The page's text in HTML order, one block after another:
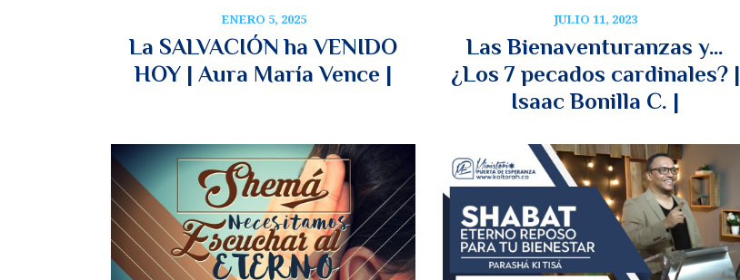
ENERO 5, 2025
La SALVACIÓN ha VENIDO
HOY | Aura María Vence |
JULIO 11, 2023
Las Bienaventuranzas y…
¿Los 7 pecados cardinales? |
Isaac Bonilla C. |